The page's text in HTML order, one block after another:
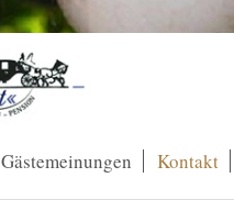
Gästemeinungen Kontakt